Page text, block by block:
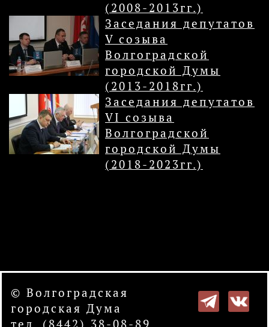
(2008-2013гг.)
Заседания депутатов
V созыва
Волгоградской
городской Думы
(2013-2018гг.)
Заседания депутатов
VI созыва
Волгоградской
городской Думы
(2018-2023гг.)
© Волгоградская
городская Дума
тел. (8442) 38-08-89.